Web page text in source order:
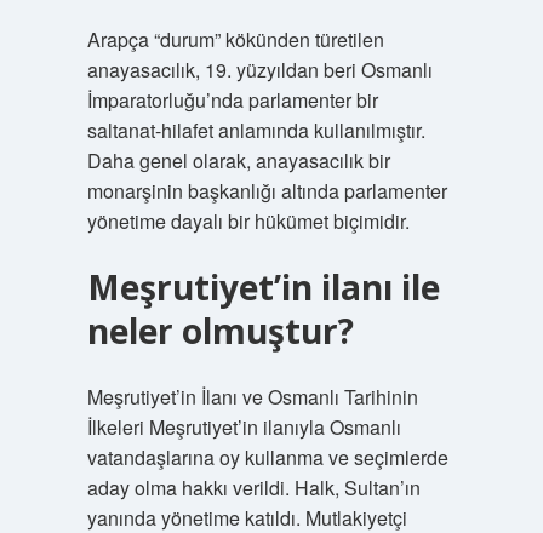
Arapça “durum” kökünden türetilen
anayasacılık, 19. yüzyıldan beri Osmanlı
İmparatorluğu’nda parlamenter bir
saltanat-hilafet anlamında kullanılmıştır.
Daha genel olarak, anayasacılık bir
monarşinin başkanlığı altında parlamenter
yönetime dayalı bir hükümet biçimidir.
Meşrutiyet’in ilanı ile
neler olmuştur?
Meşrutiyet’in İlanı ve Osmanlı Tarihinin
İlkeleri Meşrutiyet’in ilanıyla Osmanlı
vatandaşlarına oy kullanma ve seçimlerde
aday olma hakkı verildi. Halk, Sultan’ın
yanında yönetime katıldı. Mutlakiyetçi